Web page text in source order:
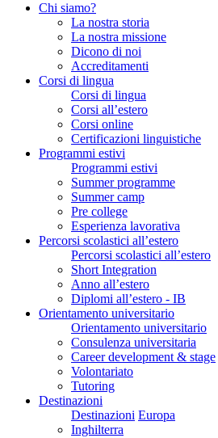
Chi siamo?
La nostra storia
La nostra missione
Dicono di noi
Accreditamenti
Corsi di lingua
Corsi di lingua
Corsi all’estero
Corsi online
Certificazioni linguistiche
Programmi estivi
Programmi estivi
Summer programme
Summer camp
Pre college
Esperienza lavorativa
Percorsi scolastici all’estero
Percorsi scolastici all’estero
Short Integration
Anno all’estero
Diplomi all’estero - IB
Orientamento universitario
Orientamento universitario
Consulenza universitaria
Career development & stage
Volontariato
Tutoring
Destinazioni
Destinazioni Europa
Inghilterra